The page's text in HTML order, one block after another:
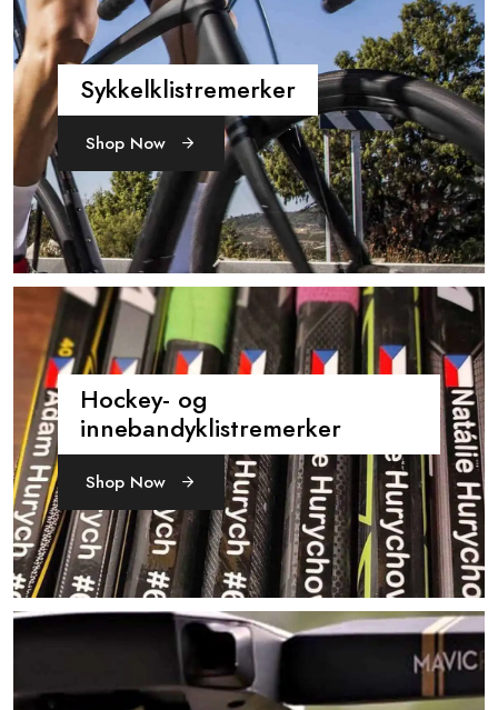
Sykkelklistremerker
Shop Now
Hockey- og
innebandyklistremerker
Shop Now